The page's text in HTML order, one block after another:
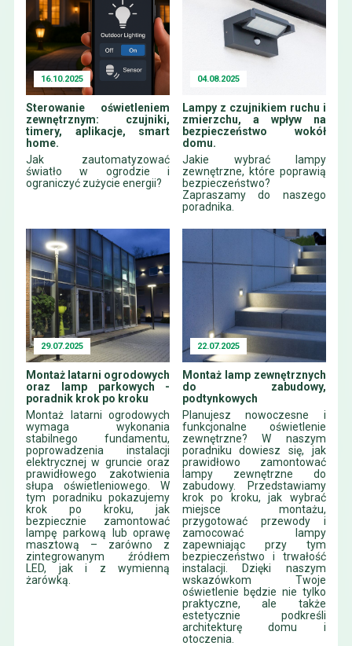
16.10.2025
Sterowanie oświetleniem
zewnętrznym: czujniki,
timery, aplikacje, smart
home.
Jak zautomatyzować
światło w ogrodzie i
ograniczyć zużycie energii?
04.08.2025
Lampy z czujnikiem ruchu i
zmierzchu, a wpływ na
bezpieczeństwo wokół
domu.
Jakie wybrać lampy
zewnętrzne, które poprawią
bezpieczeństwo?
Zapraszamy do naszego
poradnika.
29.07.2025
Montaż latarni ogrodowych
oraz lamp parkowych -
poradnik krok po kroku
Montaż latarni ogrodowych
wymaga wykonania
stabilnego fundamentu,
poprowadzenia instalacji
elektrycznej w gruncie oraz
prawidłowego zakotwienia
słupa oświetleniowego. W
tym poradniku pokazujemy
krok po kroku, jak
bezpiecznie zamontować
lampę parkową lub oprawę
masztową – zarówno z
zintegrowanym źródłem
LED, jak i z wymienną
żarówką.
22.07.2025
Montaż lamp zewnętrznych
do zabudowy,
podtynkowych
Planujesz nowoczesne i
funkcjonalne oświetlenie
zewnętrzne? W naszym
poradniku dowiesz się, jak
prawidłowo zamontować
lampy zewnętrzne do
zabudowy. Przedstawiamy
krok po kroku, jak wybrać
miejsce montażu,
przygotować przewody i
zamocować lampy
zapewniając przy tym
bezpieczeństwo i trwałość
instalacji. Dzięki naszym
wskazówkom Twoje
oświetlenie będzie nie tylko
praktyczne, ale także
estetycznie podkreśli
architekturę domu i
otoczenia.